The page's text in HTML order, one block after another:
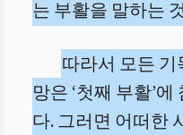
는 부활을 말하는
따라서 모든
망은 ‘첫째 부활’
다. 그러면 어떠한